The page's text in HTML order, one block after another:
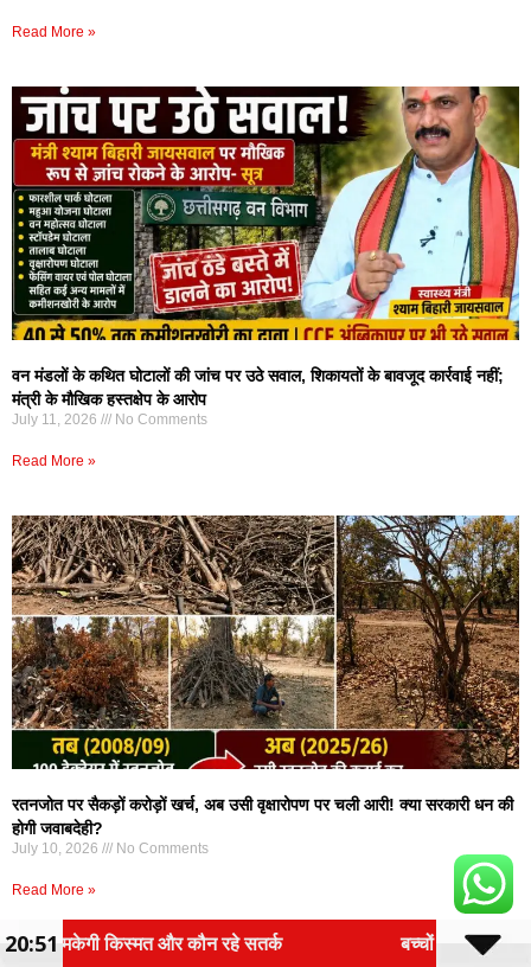
Read More »
वन मंडलों के कथित घोटालों की जांच पर उठे सवाल, शिकायतों के बावजूद कार्रवाई नहीं;
मंत्री के मौखिक हस्तक्षेप के आरोप
July 11, 2026 No Comments
Read More »
रतनजोत पर सैकड़ों करोड़ों खर्च, अब उसी वृक्षारोपण पर चली आरी! क्या सरकारी धन की
होगी जवाबदेही?
July 10, 2026 No Comments
Read More »
बच्चों के सोशल मीडिया इस्तेमाल पर लगेगी रोक? 13
20:51